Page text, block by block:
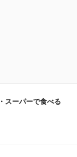
スーパーで食べる